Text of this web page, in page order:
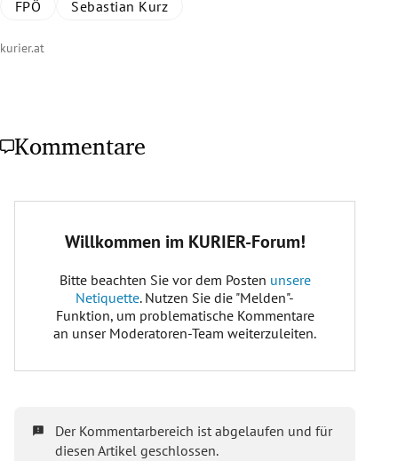
FPÖ Sebastian Kurz
kurier.at
Kommentare